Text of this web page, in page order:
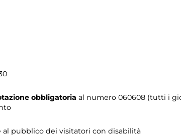
obbligatoria al numero 060608 (tutti i
al pubblico dei visitatori con disabilità